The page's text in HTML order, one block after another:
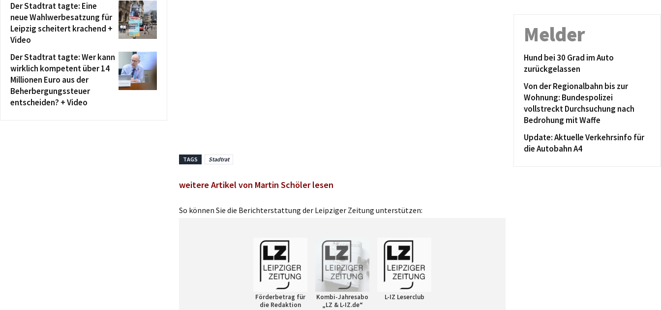
TAGS Stadtrat
weitere Artikel von Martin Schöler lesen
So können Sie die Berichterstattung der Leipziger Zeitung unterstützen:
Förderbetrag für
die Redaktion
Kombi-Jahresabo
„LZ & L-IZ.de“
L-IZ Leserclub
Der Stadtrat tagte: Eine
neue Wahlwerbesatzung für
Leipzig scheitert krachend +
Video
Der Stadtrat tagte: Wer kann
wirklich kompetent über 14
Millionen Euro aus der
Beherbergungssteuer
entscheiden? + Video
Melder
Hund bei 30 Grad im Auto
zurückgelassen
Von der Regionalbahn bis zur
Wohnung: Bundespolizei
vollstreckt Durchsuchung nach
Bedrohung mit Waffe
Update: Aktuelle Verkehrsinfo für
die Autobahn A4